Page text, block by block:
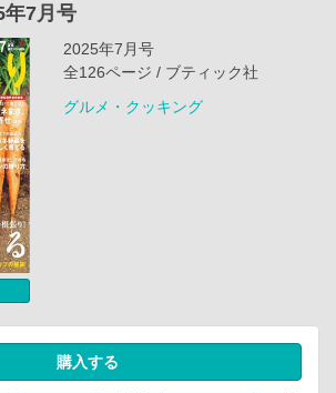
年7月号
2025年7月号
全126ページ / ブティック社
グルメ・クッキング
購入する